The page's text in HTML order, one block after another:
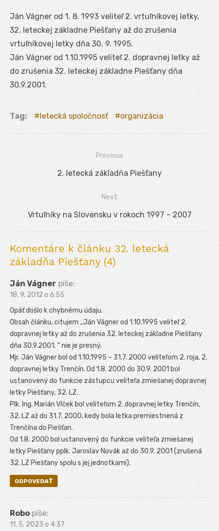
Ján Vágner od 1. 8. 1993 veliteľ 2. vrtuľníkovej letky,
32. leteckej základne Piešťany až do zrušenia
vrtuľníkovej letky dňa 30. 9. 1995.
Ján Vágner od 1.10.1995 veliteľ 2. dopravnej letky až
do zrušenia 32. leteckej základne Piešťany dňa
30.9.2001.
Tag: letecká spoločnosť organizácia
Navigácia
Previous
Previous
2. letecká základňa Piešťany
Next
Next
Vrtuľníky na Slovensku v rokoch 1997 – 2007
Komentáre k článku 32. letecká
základňa Piešťany (4)
Ján Vágner píše:
18. 9. 2012 o 6:55
Opäť došlo k chybnému údaju.
Obsah článku, citujem „Ján Vágner od 1.10.1995 veliteľ 2.
dopravnej letky až do zrušenia 32. leteckej základne Piešťany
dňa 30.9.2001. “ nie je presný.
Mjr. Ján Vágner bol od 1.10.1995 – 31.7. 2000 veliteľom 2. roja, 2.
dopravnej letky Trenčín. Od 1.8. 2000 do 30.9. 2001 bol
ustanovený do funkcie zástupcu veliteľa zmiešanej dopravnej
letky Piešťany, 32. LZ.
Plk. Ing. Marián Vlček bol veliteľom 2. dopravnej letky Trenčín,
32. LZ až do 31.7. 2000, kedy bola letka premiestnená z
Trenčína do Piešťan.
Od 1.8. 2000 bol ustanovený do funkcie veliteľa zmiešanej
letky Piešťany pplk. Jaroslav Novák až do 30.9. 2001 (zrušená
32. LZ Piešťany spolu s jej jednotkami).
ODPOVEDAŤ
Robo píše:
11. 5. 2023 o 4:37